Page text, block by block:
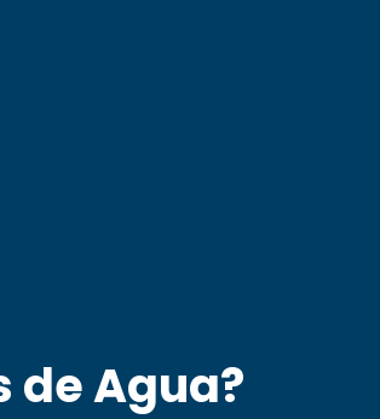
de Agua?